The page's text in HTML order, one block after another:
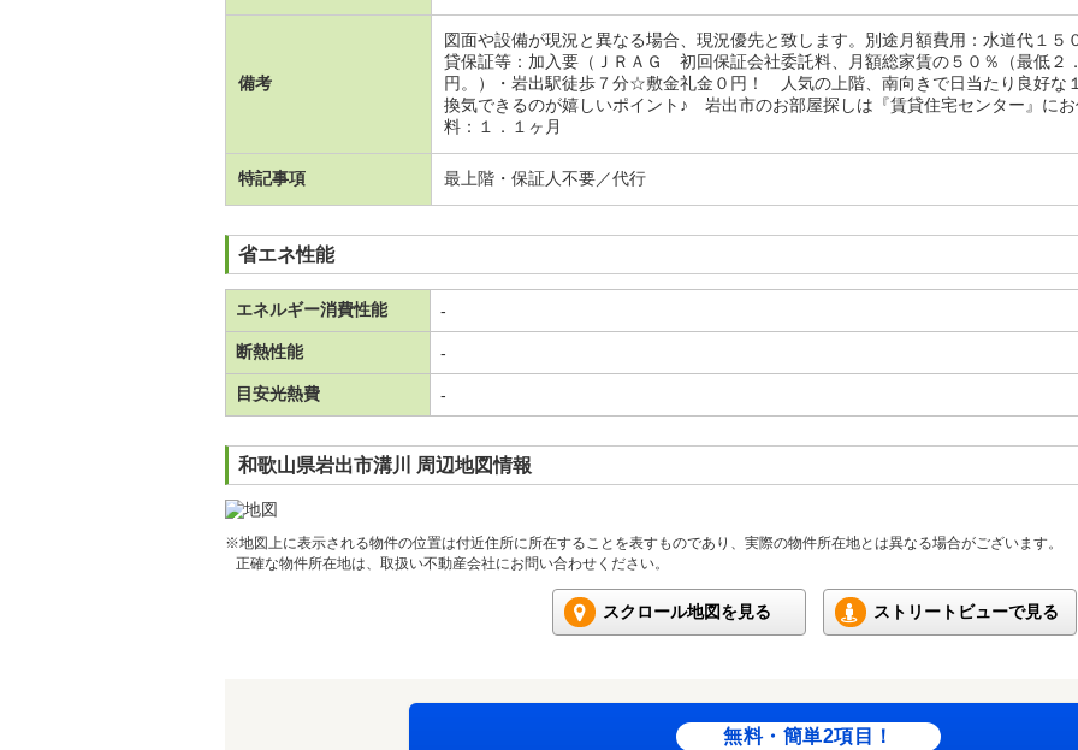
備考
図面や設備が現況と異なる場合、現況優先と致します。別途月額費用：水道代１５
貸保証等：加入要（ＪＲＡＧ 初回保証会社委託料、月額総家賃の５０％（最低２
円。）・岩出駅徒歩７分☆敷金礼金０円！ 人気の上階、南向きで日当たり良好な
換気できるのが嬉しいポイント♪ 岩出市のお部屋探しは『賃貸住宅センター』に
料：１．１ヶ月
特記事項 最上階・保証人不要／代行
省エネ性能
エネルギー消費性能 -
断熱性能 -
目安光熱費 -
和歌山県岩出市溝川 周辺地図情報
※地図上に表示される物件の位置は付近住所に所在することを表すものであり、実際の物件所在地とは異なる場合がございます。
正確な物件所在地は、取扱い不動産会社にお問い合わせください。
スクロール地図を見る ストリートビューで見る
無料・簡単2項目！